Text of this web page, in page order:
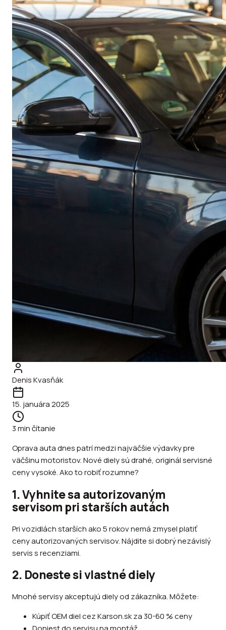
Denis Kvasňák
15. januára 2025
3min čítanie
Oprava auta dnes patrí medzi najväčšie výdavky pre
väčšinu motoristov. Nové diely sú drahé, originál servisné
ceny vysoké. Ako to robiť rozumne?
1. Vyhnite sa autorizovaným
servisom pri starších autách
Pri vozidlách starších ako 5 rokov nemá zmysel platiť
ceny autorizovaných servisov. Nájdite si dobrý nezávislý
servis s recenziami.
2. Doneste si vlastné diely
Mnohé servisy akceptujú diely od zákazníka. Môžete:
Kúpiť OEM diel cez Karson.sk za 30-60 % ceny